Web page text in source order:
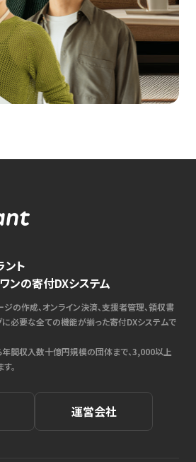
ント
ンの寄付DXシステム
ジの作成、オンライン決済、支援者管理、領収書
に必要な全ての機能が揃った寄付DXシステムで
間収入数十億円規模の団体まで、3,000以上
。
運営会社